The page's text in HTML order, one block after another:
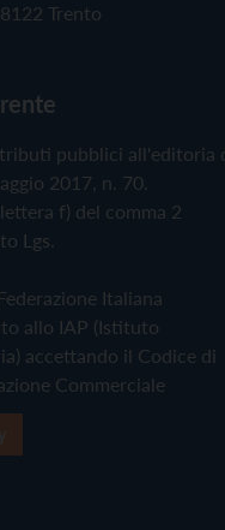
Trento
pubblici all'editoria
2017, n. 70.
f) del comma 2
Lgs.
Italiana
allo IAP (Istituto
accettando il Codice di
Commerciale